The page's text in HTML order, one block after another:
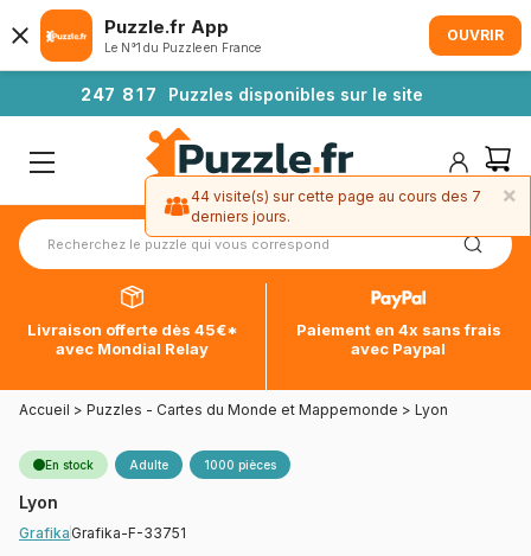
247 81 7 Puzzles disponibles sur le site
Livraison offerte dès 45€*
avec Mondial Relay
Paiement en 4x sans frais
avec Paypal
Accueil > Puzzles - Cartes du Monde et Mappemonde > Lyon
En stock Adulte 1000 pièces
Lyon
Grafika Grafika-F-33751
Puzzle.fr App
Le N°1 du Puzzle en France
OUVRIR
×
44 visite(s) sur cette page au cours des 7
derniers jours.